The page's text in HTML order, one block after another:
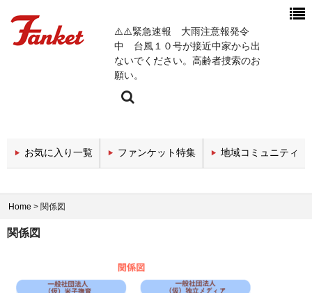
⚠️⚠️緊急速報 大雨注意報発令
中 台風１０号が接近中家から出
ないでください。高齢者捜索のお
願い。
今週の新着チャンネル
エンタメチャンネル
教育・セミナーチャンネル
お気に入り一覧 ファンケット特集 地域コミュニティ
Home > 関係図
関係図